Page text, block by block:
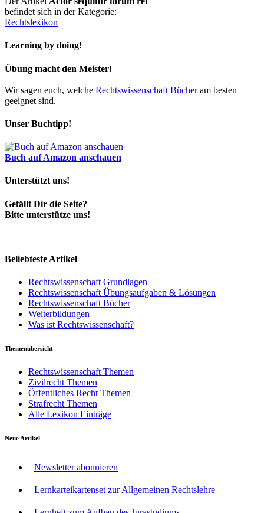
befindet sich in der Kategorie:
Rechtslexikon
Learning by doing!
Übung macht den Meister!
Wir sagen euch, welche Rechtswissenschaft Bücheram besten
geeignet sind.
Unser Buchtipp!
Buch auf Amazon anschauen
Unterstützt uns!
Gefällt Dir die Seite?
Bitte unterstütze uns!
Beliebteste Artikel
Rechtswissenschaft Grundlagen
Rechtswissenschaft Übungsaufgaben & Lösungen
Rechtswissenschaft Bücher
Weiterbildungen
Was ist Rechtswissenschaft?
Themenübersicht
Rechtswissenschaft Themen
Zivilrecht Themen
Öffentliches Recht Themen
Strafrecht Themen
Alle Lexikon Einträge
Neue Artikel
Newsletter abonnieren
Lernkarteikartenset zur Allgemeinen Rechtslehre